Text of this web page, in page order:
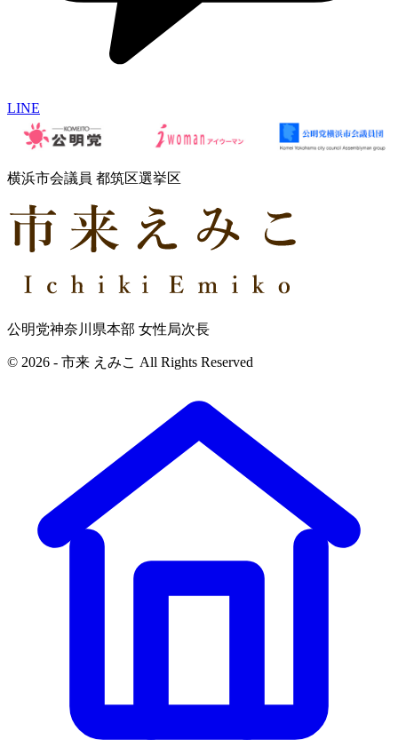
LINE
横浜市会議員 都筑区選挙区
公明党神奈川県本部 女性局次長
© 2026 - 市来 えみこ All Rights Reserved